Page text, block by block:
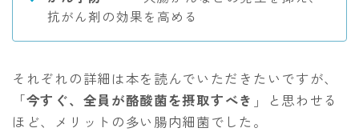
抗がん剤の効果を高める
それぞれの詳細は本を読んでいただきたいですが、
「今すぐ、全員が酪酸菌を摂取すべき 」と思わせる
ほど、メリットの多い腸内細菌でした。